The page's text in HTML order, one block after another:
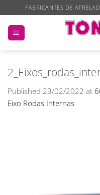
to
content
FABRICANTES DE
Published 23/02/2022 at
Eixo Rodas Internas